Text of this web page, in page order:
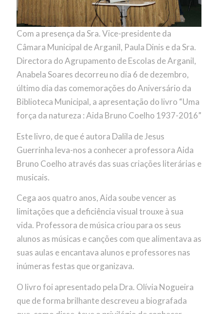
Com a presença da Sra. Vice-presidente da
Câmara Municipal de Arganil, Paula Dinis e da Sra.
Directora do Agrupamento de Escolas de Arganil,
Anabela Soares decorreu no dia 6 de dezembro,
último dia das comemorações do Aniversário da
Biblioteca Municipal, a apresentação do livro “Uma
força da natureza : Aida Bruno Coelho 1937-2016”
Este livro, de que é autora Dalila de Jesus
Guerrinha leva-nos a conhecer a professora Aida
Bruno Coelho através das suas criações literárias e
musicais.
Cega aos quatro anos, Aida soube vencer as
limitações que a deficiência visual trouxe à sua
vida. Professora de música criou para os seus
alunos as músicas e canções com que alimentava as
suas aulas e encantava alunos e professores nas
inúmeras festas que organizava.
O livro foi apresentado pela Dra. Olívia Nogueira
que de forma brilhante descreveu a biografada